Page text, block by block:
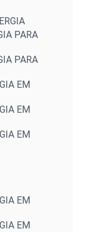
PARA
PARA
EM
EM
EM
EM
EM